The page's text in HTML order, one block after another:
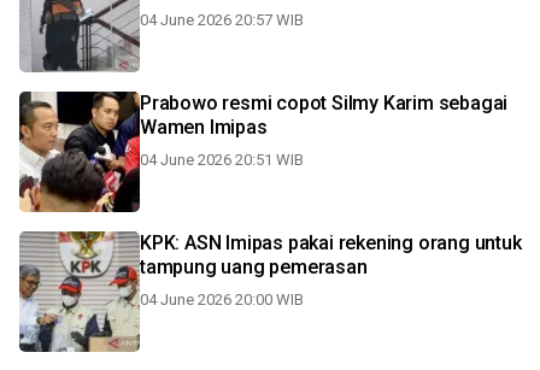
04 June 2026 20:57 WIB
Prabowo resmi copot Silmy Karim sebagai
Wamen Imipas
04 June 2026 20:51 WIB
KPK: ASN Imipas pakai rekening orang untuk
tampung uang pemerasan
04 June 2026 20:00 WIB